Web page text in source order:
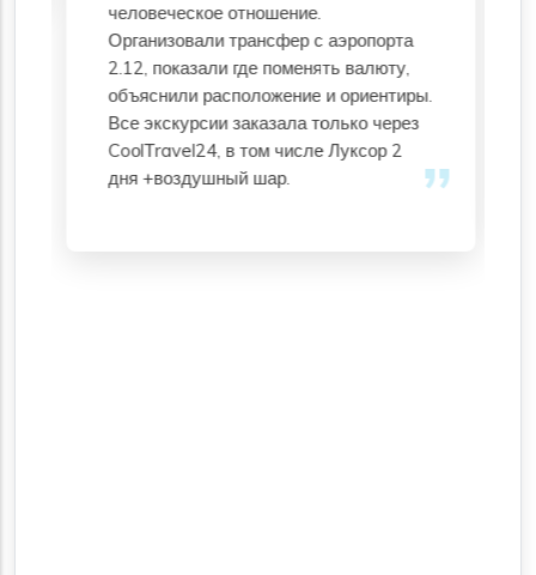
человеческое отношение.
Организовали трансфер с аэропорта
2.12, показали где поменять валюту,
объяснили расположение и ориентиры.
Все экскурсии заказала только через
CoоlТravel24, в том числе Луксор 2
дня +воздушный шар.